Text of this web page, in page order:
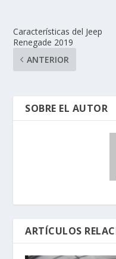
Características del Jeep
Renegade 2019
ANTERIOR
SOBRE EL AUTOR
ARTÍCULOS